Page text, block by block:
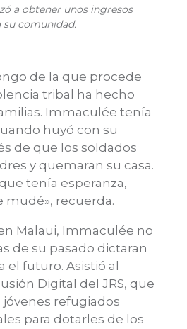
a obtener unos ingresos
su comunidad.
de la que procede
tribal ha hecho
Immaculée tenía
huyó con su
de que los soldados
y quemaran su casa.
tenía esperanza,
recuerda.
Malaui, Immaculée no
de su pasado dictaran
el futuro. Asistió al
Digital del JRS, que
refugiados
para dotarles de los